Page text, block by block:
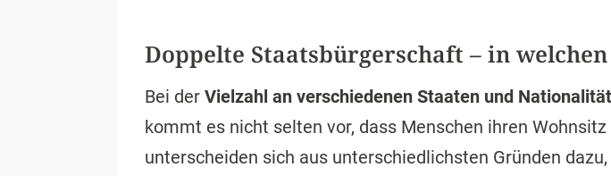
Doppelte Staatsbürgerschaft – in
Bei der Vielzahl an verschiedenen Staaten und
kommt es nicht selten vor, dass Menschen ihren Wohnsitz
unterscheiden sich aus unterschiedlichsten Gründen dazu,